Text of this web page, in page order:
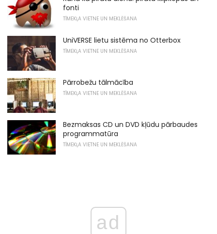
fonti
TĪMEKĻA VIETNE UN MEKLĒŠANA
UniVERSE lietu sistēma no Otterbox
TĪMEKĻA VIETNE UN MEKLĒŠANA
Pārrobežu tālmācība
TĪMEKĻA VIETNE UN MEKLĒŠANA
Bezmaksas CD un DVD kļūdu pārbaudes
programmatūra
TĪMEKĻA VIETNE UN MEKLĒŠANA
ad